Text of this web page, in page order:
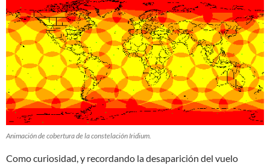
Animación de cobertura de la constelación Iridium.
Como curiosidad, y recordando la desaparición del vuelo